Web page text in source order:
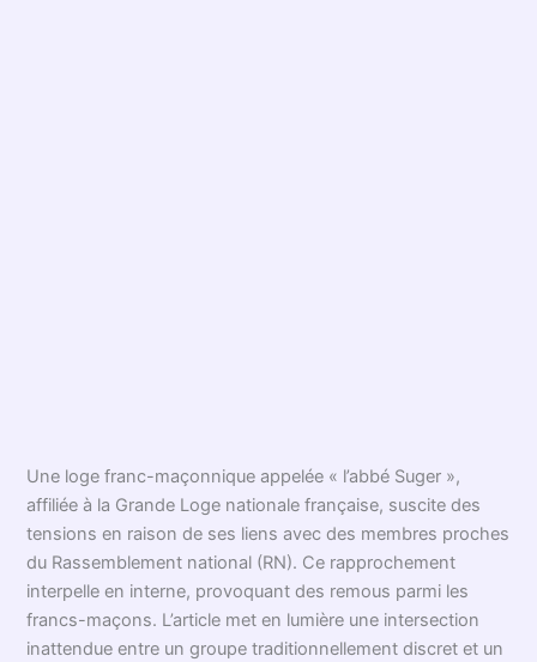
Une loge franc-maçonnique appelée « l’abbé Suger »,
affiliée à la Grande Loge nationale française, suscite des
tensions en raison de ses liens avec des membres proches
du Rassemblement national (RN). Ce rapprochement
interpelle en interne, provoquant des remous parmi les
francs-maçons. L’article met en lumière une intersection
inattendue entre un groupe traditionnellement discret et un